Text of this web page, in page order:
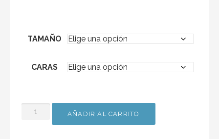
TAMAÑO
CARAS
MENÚS
AÑADIR AL CARRITO